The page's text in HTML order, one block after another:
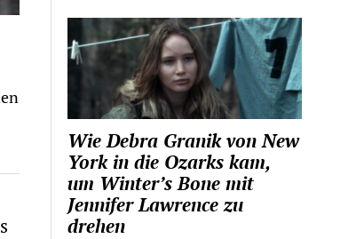
Wie Debra Granik von New
York in die Ozarks kam,
um Winter’s Bone mit
Jennifer Lawrence zu
drehen